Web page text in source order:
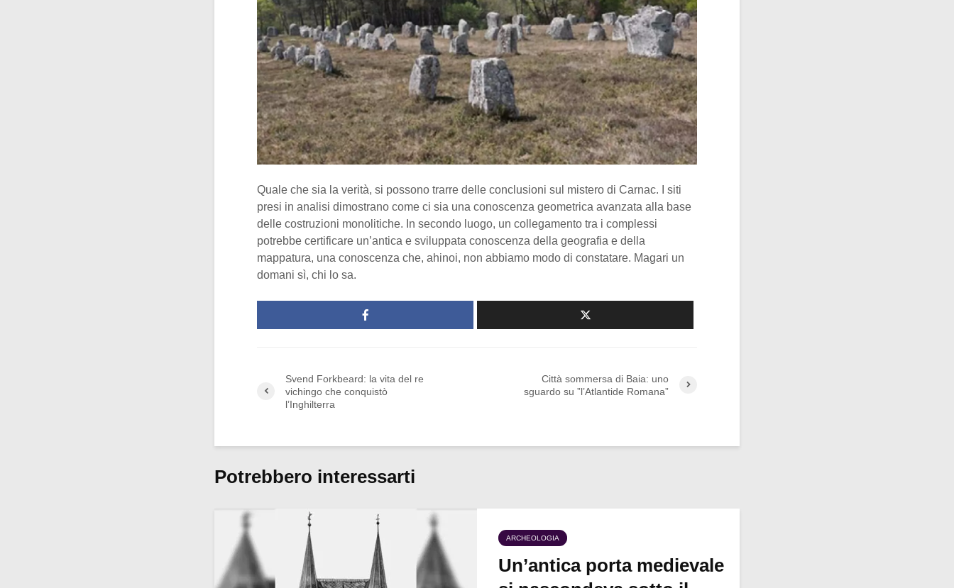
Quale che sia la verità, si possono trarre delle conclusioni sul mistero di Carnac. I siti
presi in analisi dimostrano come ci sia una conoscenza geometrica avanzata alla base
delle costruzioni monolitiche. In secondo luogo, un collegamento tra i complessi
potrebbe certificare un’antica e sviluppata conoscenza della geografia e della
mappatura, una conoscenza che, ahinoi, non abbiamo modo di constatare. Magari un
domani sì, chi lo sa.
Svend Forkbeard: la vita del re
vichingo che conquistò
l’Inghilterra
Città sommersa di Baia: uno
sguardo su ”l’Atlantide Romana”
Potrebbero interessarti
ARCHEOLOGIA
Un’antica porta medievale